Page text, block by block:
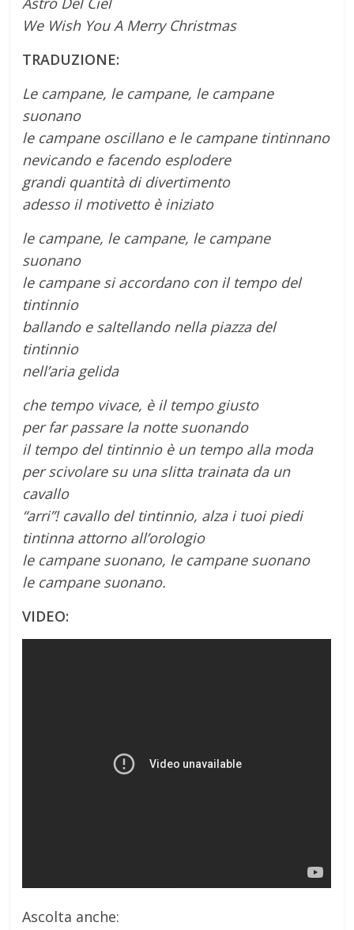
We Wish You A Merry Christmas
TRADUZIONE:
Le campane, le campane, le campane
suonano
le campane oscillano e le campane tintinnano
nevicando e facendo esplodere
grandi quantità di divertimento
adesso il motivetto è iniziato
le campane, le campane, le campane
suonano
le campane si accordano con il tempo del
tintinnio
ballando e saltellando nella piazza del
tintinnio
nell’aria gelida
che tempo vivace, è il tempo giusto
per far passare la notte suonando
il tempo del tintinnio è un tempo alla moda
per scivolare su una slitta trainata da un
cavallo
“arri”! cavallo del tintinnio, alza i tuoi piedi
tintinna attorno all’orologio
le campane suonano, le campane suonano
le campane suonano.
VIDEO:
Ascolta anche: